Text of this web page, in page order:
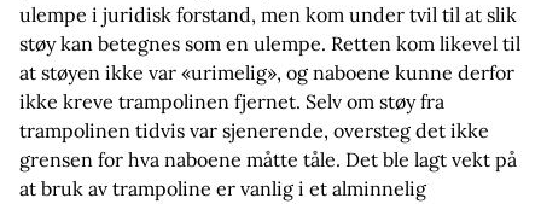
ulempe i juridisk forstand, men kom under tvil til at slik
støy kan betegnes som en ulempe. Retten kom likevel til
at støyen ikke var «urimelig», og naboene kunne derfor
ikke kreve trampolinen fjernet. Selv om støy fra
trampolinen tidvis var sjenerende, oversteg det ikke
grensen for hva naboene måtte tåle. Det ble lagt vekt på
at bruk av trampoline er vanlig i et alminnelig